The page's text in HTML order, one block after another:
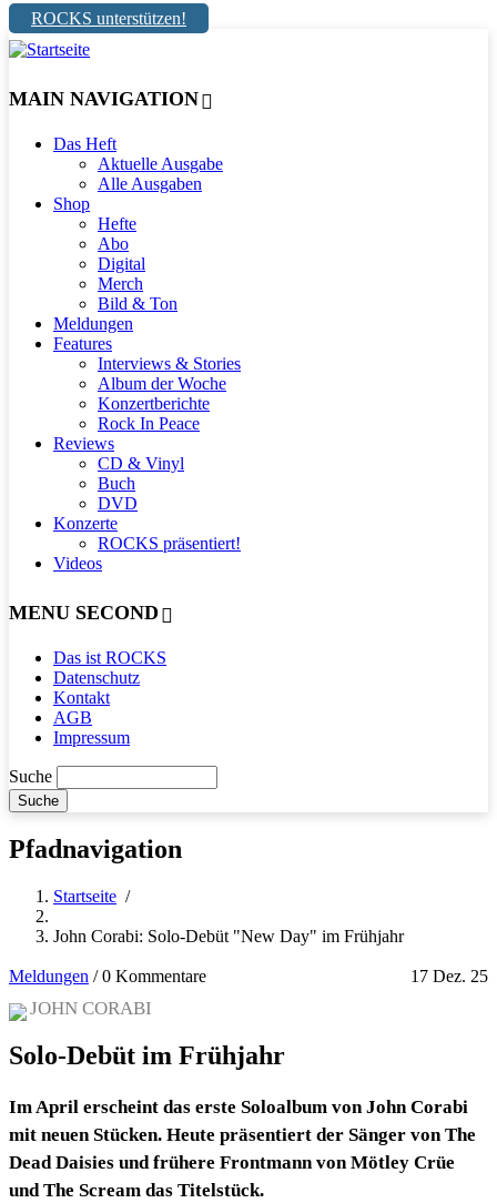
ROCKS unterstützen!
MAIN NAVIGATION
Das Heft
Aktuelle Ausgabe
Alle Ausgaben
Shop
Hefte
Abo
Digital
Merch
Bild & Ton
Meldungen
Features
Interviews & Stories
Album der Woche
Konzertberichte
Rock In Peace
Reviews
CD & Vinyl
Buch
DVD
Konzerte
ROCKS präsentiert!
Videos
MENU SECOND
Das ist ROCKS
Datenschutz
Kontakt
AGB
Impressum
Suche
Pfadnavigation
Startseite /
John Corabi: Solo-Debüt "New Day" im Frühjahr
Meldungen 17 Dez. 25
/0 Kommentare
JOHN CORABI
Solo-Debüt im Frühjahr
Im April erscheint das erste Soloalbum von John Corabi
mit neuen Stücken. Heute präsentiert der Sänger von The
Dead Daisies und frühere Frontmann von Mötley Crüe
und The Scream das Titelstück.